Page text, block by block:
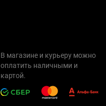
В магазине и курьеру можно
оплатить наличными и
картой.